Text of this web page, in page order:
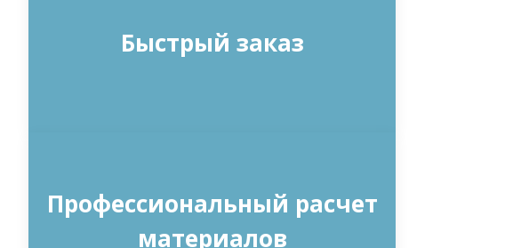
Быстрый заказ
Профессиональный расчет
материалов